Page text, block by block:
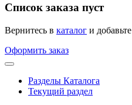
Список заказа пуст
Вернитесь в каталог и
Оформить заказ
Разделы Каталога
Текущий раздел